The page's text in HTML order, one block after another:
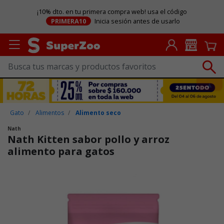
¡10% dto. en tu primera compra web! usa el código
PRIMERA10
Inicia sesión antes de usarlo
Gato Alimentos Alimento seco
Nath
Nath Kitten sabor pollo y arroz
alimento para gatos